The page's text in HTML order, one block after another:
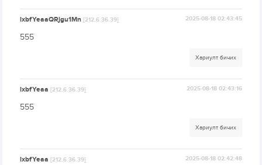
lxbfYeaaQRjgu1Mn[212.6.36.39] 2025-08-18 02:43:45
555
Хариулт бичих
lxbfYeaa[212.6.36.39] 2025-08-18 02:43:16
555
Хариулт бичих
lxbfYeaa[212.6.36.39] 2025-08-18 02:42:48